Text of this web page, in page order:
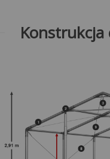
Konstrukcja